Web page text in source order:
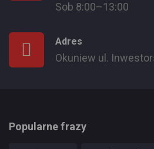
Sob 8:00–13:00
Adres
Okuniew ul.
Popularne frazy